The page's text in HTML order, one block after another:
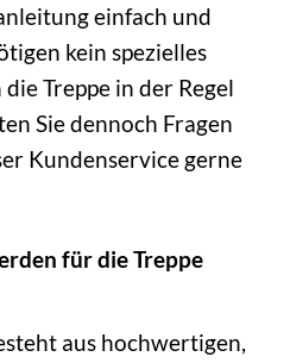
einfach und
kein spezielles
Treppe in der Regel
Sie dennoch Fragen
Kundenservice gerne
für die Treppe
aus hochwertigen,